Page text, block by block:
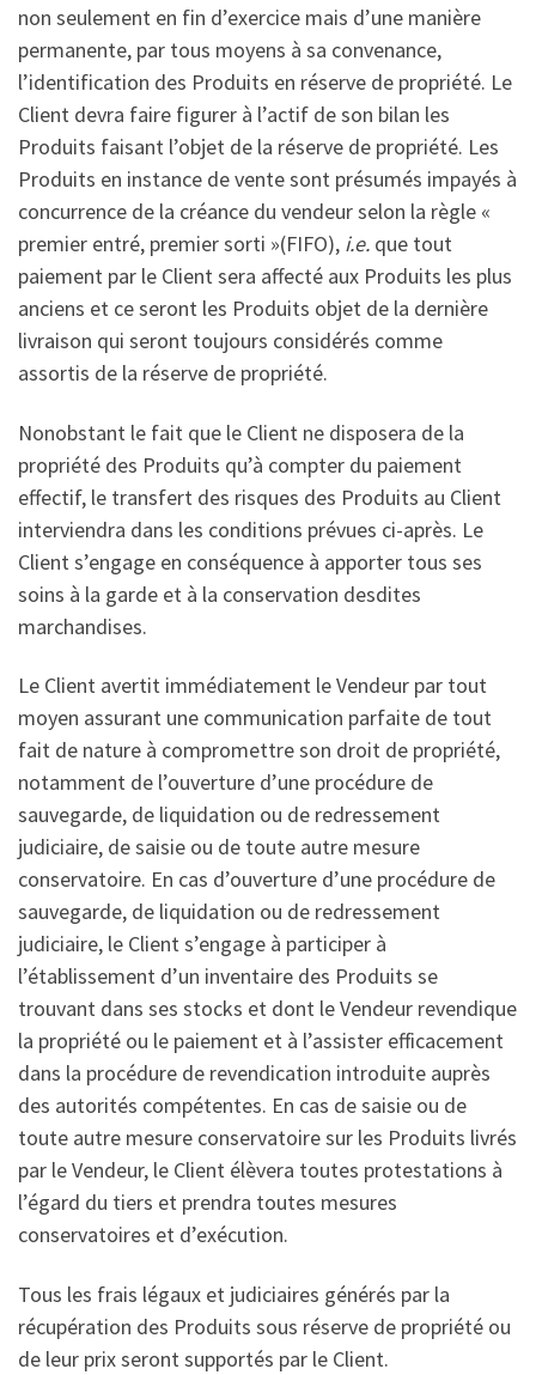
non seulement en fin d’exercice mais d’une manière
permanente, par tous moyens à sa convenance,
l’identification des Produits en réserve de propriété. Le
Client devra faire figurer à l’actif de son bilan les
Produits faisant l’objet de la réserve de propriété. Les
Produits en instance de vente sont présumés impayés à
concurrence de la créance du vendeur selon la règle «
premier entré, premier sorti »(FIFO), i.e. que tout
paiement par le Client sera affecté aux Produits les plus
anciens et ce seront les Produits objet de la dernière
livraison qui seront toujours considérés comme
assortis de la réserve de propriété.
Nonobstant le fait que le Client ne disposera de la
propriété des Produits qu’à compter du paiement
effectif, le transfert des risques des Produits au Client
interviendra dans les conditions prévues ci-après. Le
Client s’engage en conséquence à apporter tous ses
soins à la garde et à la conservation desdites
marchandises.
Le Client avertit immédiatement le Vendeur par tout
moyen assurant une communication parfaite de tout
fait de nature à compromettre son droit de propriété,
notamment de l’ouverture d’une procédure de
sauvegarde, de liquidation ou de redressement
judiciaire, de saisie ou de toute autre mesure
conservatoire. En cas d’ouverture d’une procédure de
sauvegarde, de liquidation ou de redressement
judiciaire, le Client s’engage à participer à
l’établissement d’un inventaire des Produits se
trouvant dans ses stocks et dont le Vendeur revendique
la propriété ou le paiement et à l’assister efficacement
dans la procédure de revendication introduite auprès
des autorités compétentes. En cas de saisie ou de
toute autre mesure conservatoire sur les Produits livrés
par le Vendeur, le Client élèvera toutes protestations à
l’égard du tiers et prendra toutes mesures
conservatoires et d’exécution.
Tous les frais légaux et judiciaires générés par la
récupération des Produits sous réserve de propriété ou
de leur prix seront supportés par le Client.